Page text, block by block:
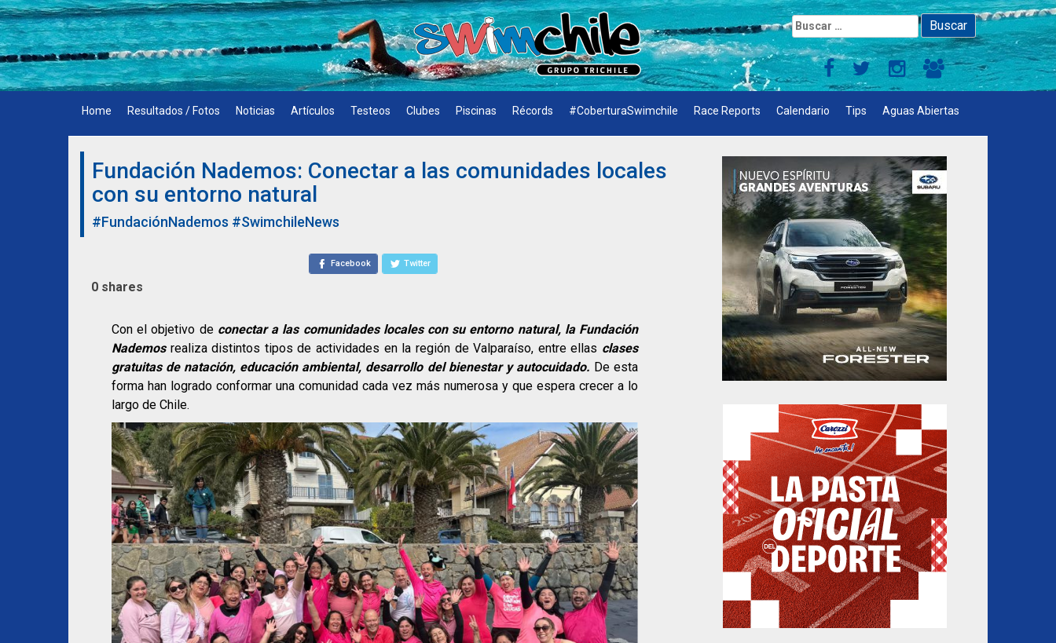
Skip
to
content
Buscar:
Home Resultados / Fotos Noticias Artículos Testeos Clubes Piscinas Récords #CoberturaSwimchile Race Reports Calendario Tips Aguas Abiertas
Fundación Nademos: Conectar a las comunidades locales
con su entorno natural
#FundaciónNademos #SwimchileNews
Facebook Twitter
0 shares
Con el objetivo de conectar a las comunidades locales con su entorno natural, la Fundación
Nademosrealiza distintos tipos de actividades en la región de Valparaíso, entre ellas clases
gratuitas de natación, educación ambiental, desarrollo del bienestar y autocuidado. De esta
forma han logrado conformar una comunidad cada vez más numerosa y que espera crecer a lo
largo de Chile.